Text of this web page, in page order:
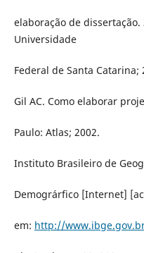
elaboração de dissertação.
Universidade
Federal de Santa Catarina;
Gil AC. Como elaborar
Paulo: Atlas; 2002.
Instituto Brasileiro de
Demográrfico [Internet]
em: http://